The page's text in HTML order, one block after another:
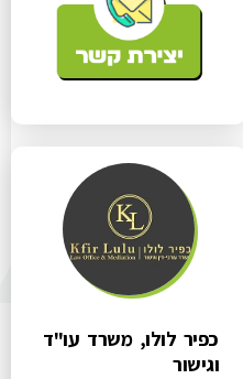
כפיר לולו, משרד עו"ד
וגישור